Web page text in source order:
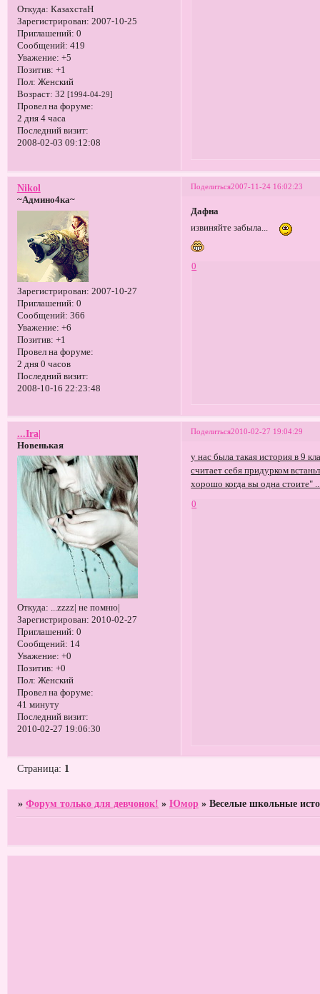
Откуда: КазахстаН
Зарегистрирован: 2007-10-25
Приглашений: 0
Сообщений: 419
Уважение: +5
Позитив: +1
Пол: Женский
Возраст: 32 [1994-04-29]
Провел на форуме:
2 дня 4 часа
Последний визит:
2008-02-03 09:12:08
Поделиться2007-11-24 16:02:23
Nikol
~Админо4ка~
Зарегистрирован: 2007-10-27
Приглашений: 0
Сообщений: 366
Уважение: +6
Позитив: +1
Провел на форуме:
2 дня 0 часов
Последний визит:
2008-10-16 22:23:48
Дафна
извиняйте забыла...
0
Поделиться2010-02-27 19:04:29
...Ira|
Новенькая
Откуда: ...zzzz| не помню|
Зарегистрирован: 2010-02-27
Приглашений: 0
Сообщений: 14
Уважение: +0
Позитив: +0
Пол: Женский
Провел на форуме:
41 минуту
Последний визит:
2010-02-27 19:06:30
у нас была такая история в 9
считает себя придурком
хорошо когда вы одна стоите"
0
Страница: 1
»Форум только для девчонок! »Юмор »Веселые школьные